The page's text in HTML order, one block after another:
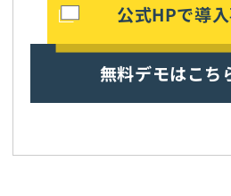
公式HPで導
無料デモはこち